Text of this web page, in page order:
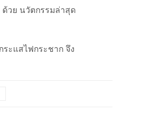
ด้วย นวัตกรรมล่าสุด
ะแสไฟกระชาก จึง